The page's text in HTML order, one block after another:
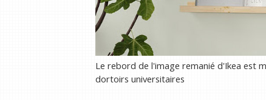
Le rebord de l'image remanié d'Ikea ​​est
dortoirs universitaires